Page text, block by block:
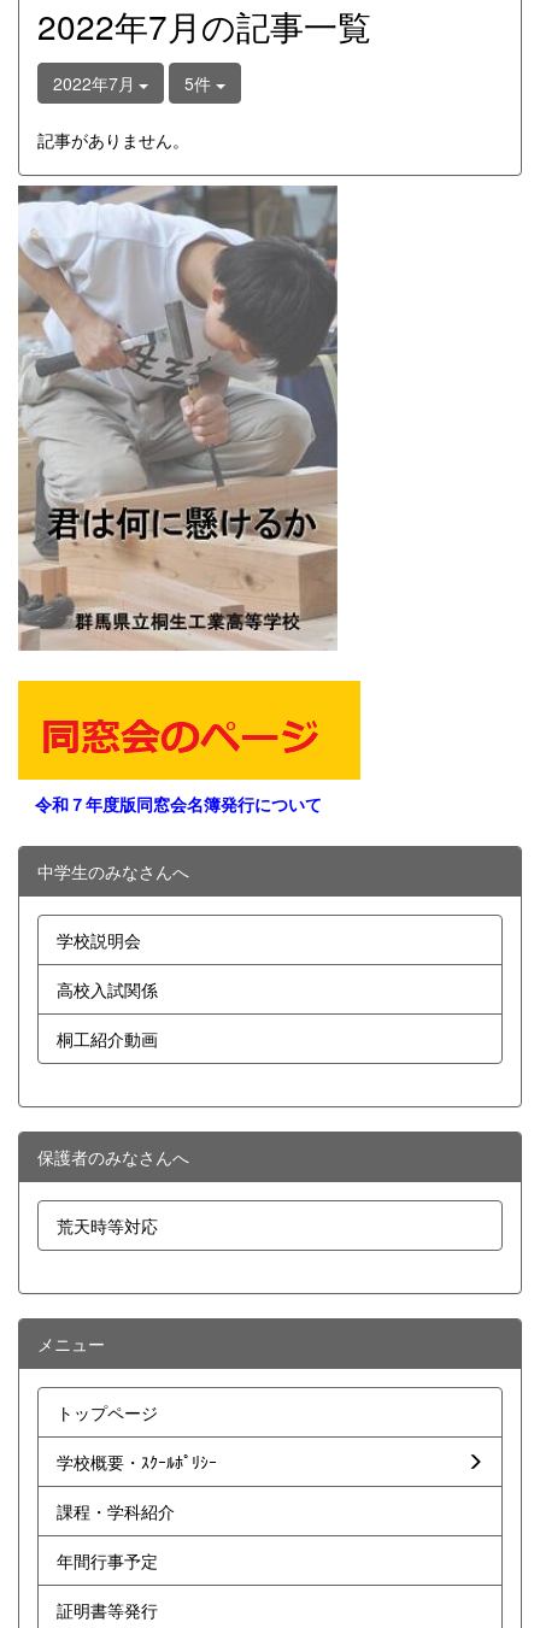
2022年7月の記事一覧
2022年7月 5件
記事がありません。
令和７年度版同窓会名簿発行について
中学生のみなさんへ
学校説明会
高校入試関係
桐工紹介動画
保護者のみなさんへ
荒天時等対応
メニュー
トップページ
学校概要・ｽｸｰﾙﾎﾟﾘｼｰ
課程・学科紹介
年間行事予定
証明書等発行